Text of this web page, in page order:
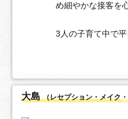
め細やかな接客を
3人の子育て中で平
大島 （レセプション・メイク